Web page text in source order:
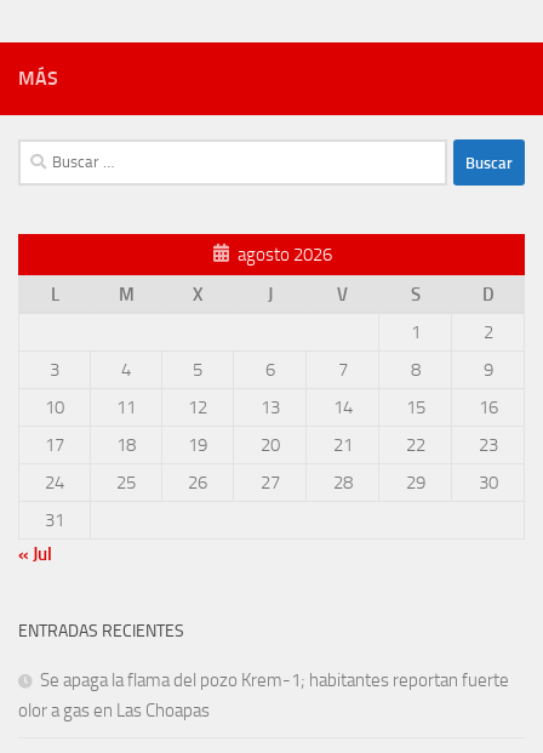
MÁS
Buscar:
agosto 2026
L
M X J V S
D
1
2
3
4 5 6 7 8
9
10
11 12 13 14 15
16
17
18 19 20 21 22
23
24
25 26 27 28 29
30
31
« Jul
ENTRADAS RECIENTES
Se apaga la flama del pozo Krem-1; habitantes reportan fuerte
olor a gas en Las Choapas